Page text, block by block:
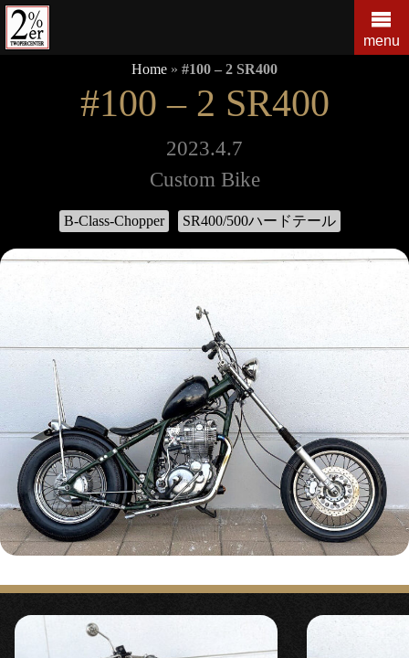
コ
ン
テ
す
menu
Home » #100 – 2 SR400
#100 – 2 SR400
2023.4.7
Custom Bike
B-Class-Chopper SR400/500ハードテール